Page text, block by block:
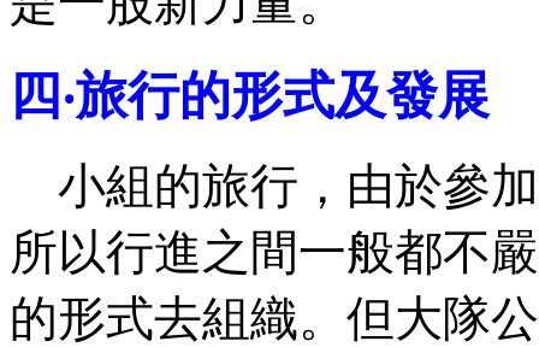
四‧旅行的形式及發展
小組的旅行，由於參
所以行進之間一般都不
的形式去組織。但大隊